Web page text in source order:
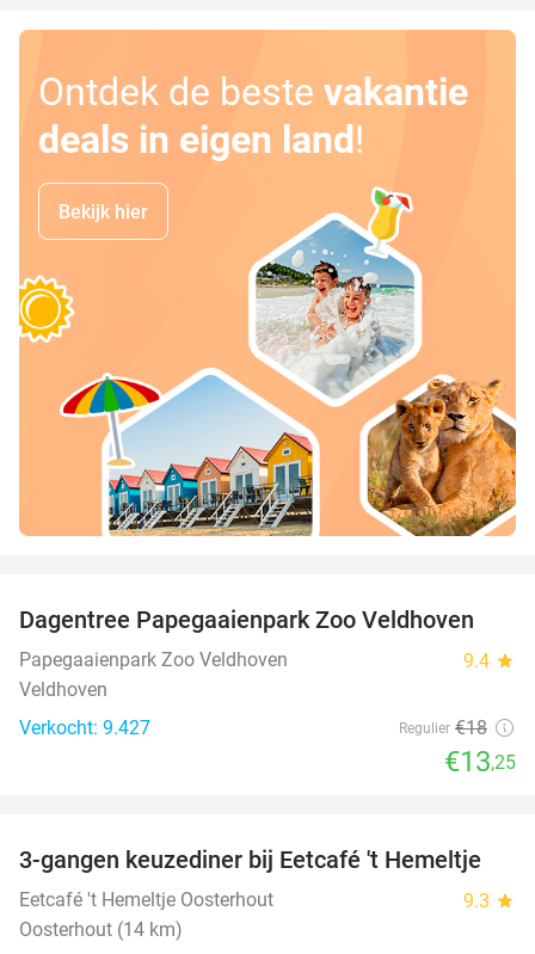
Ontdek de beste vakantie
deals in eigen land!
Bekijk hier
26%
Dagentree Papegaaienpark Zoo Veldhoven
Papegaaienpark Zoo Veldhoven 9.4 star
Veldhoven
Verkocht: 9.427
Regulier €18
€13,25
43%
3-gangen keuzediner bij Eetcafé 't Hemeltje
Eetcafé 't Hemeltje Oosterhout 9.3 star
Oosterhout (14 km)